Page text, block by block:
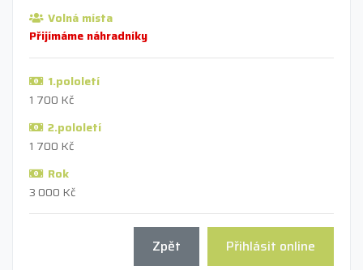
Volná místa
Přijímáme náhradníky
1.pololetí
1 700 Kč
2.pololetí
1 700 Kč
Rok
3 000 Kč
Přihlásit online
Zpět